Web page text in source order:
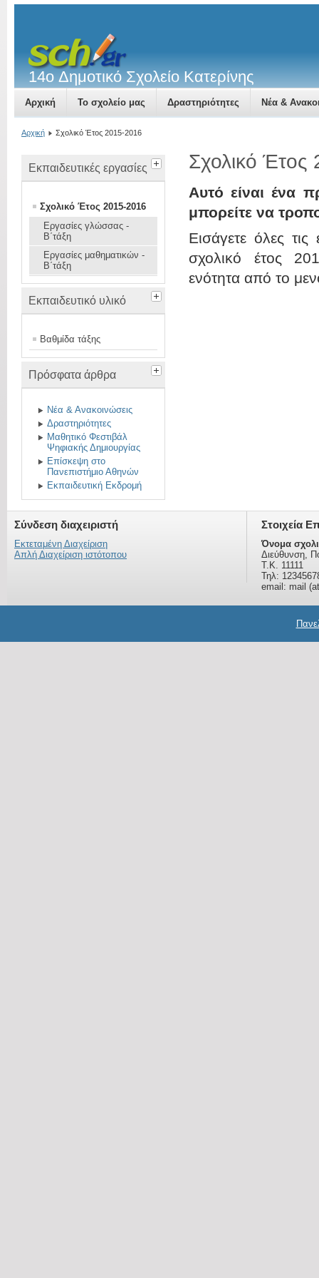
14o Δημοτικό Σχολείο Κατερίνης
Αρχική Το σχολείο μας Δραστηριότητες Νέα &
Αρχική Σχολικό Έτος 2015-2016
Εκπαιδευτικές εργασίες
Σχολικό Έτος 2015-2016
Εργασίες γλώσσας -
Β΄τάξη
Εργασίες μαθηματικών -
Β΄τάξη
Εκπαιδευτικό υλικό
Βαθμίδα τάξης
Πρόσφατα άρθρα
Νέα & Ανακοινώσεις
Δραστηριότητες
Μαθητικό Φεστιβάλ
Ψηφιακής Δημιουργίας
Επίσκεψη στο
Πανεπιστήμιο Αθηνών
Εκπαιδευτική Εκδρομή
Σχολικό
Αυτό είναι ένα
μπορείτε να
Εισάγετε όλες
σχολικό έτος
ενότητα από το
Σύνδεση διαχειριστή
Εκτεταμένη Διαχείριση
Απλή Διαχείριση ιστότοπου
Στοιχεία
Όνομα
Διεύθυνση,
Τ.Κ. 11111
Τηλ:
email: mail